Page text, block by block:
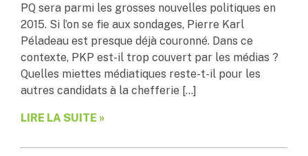
PQ sera parmi les grosses nouvelles politiques en
2015. Si l’on se fie aux sondages, Pierre Karl
Péladeau est presque déjà couronné. Dans ce
contexte, PKP est-il trop couvert par les médias ?
Quelles miettes médiatiques reste-t-il pour les
autres candidats à la chefferie […]
LIRE LA SUITE »